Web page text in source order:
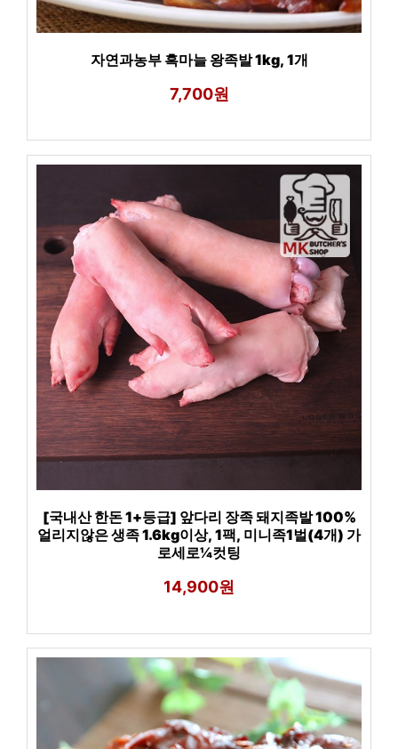
자연과농부 흑마늘 왕족발 1kg, 1개
7,700원
[국내산 한돈 1+등급] 앞다리 장족 돼지족발 100%
얼리지않은 생족 1.6kg이상, 1팩, 미니족1벌(4개) 가
로세로¼컷팅
14,900원